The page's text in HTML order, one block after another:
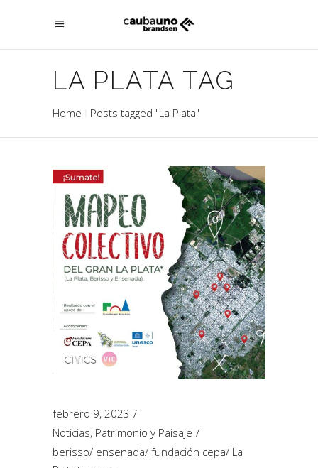
LA PLATA TAG
Home Posts tagged "La Plata"
febrero 9, 2023
Noticias, Patrimonio y Paisaje
berisso/ ensenada/ fundación cepa/ La